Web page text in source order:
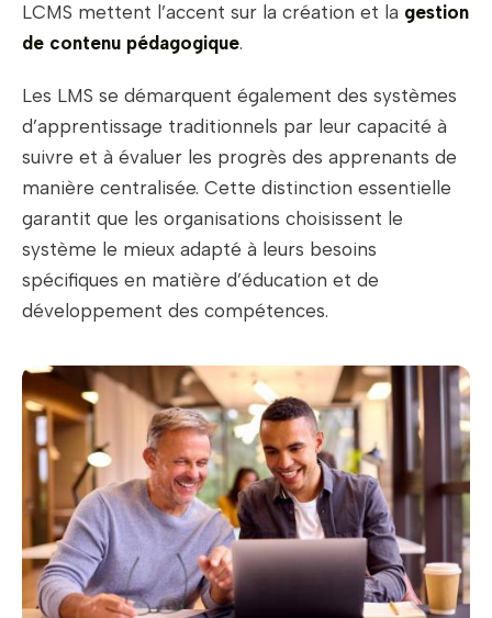
LCMS mettent l’accent sur la création et la gestion
de contenu pédagogique.
Les LMS se démarquent également des systèmes
d’apprentissage traditionnels par leur capacité à
suivre et à évaluer les progrès des apprenants de
manière centralisée. Cette distinction essentielle
garantit que les organisations choisissent le
système le mieux adapté à leurs besoins
spécifiques en matière d’éducation et de
développement des compétences.